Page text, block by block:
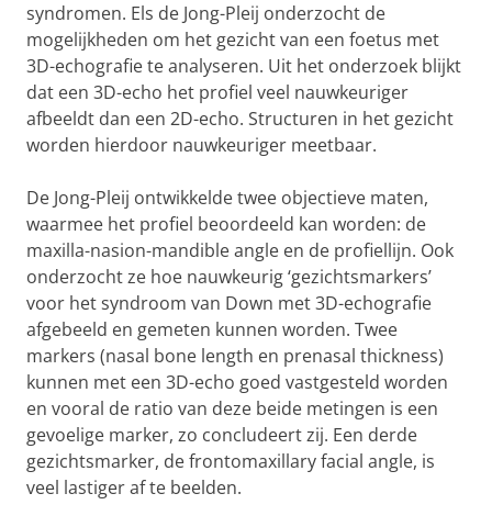
syndromen. Els de Jong-Pleij onderzocht de
mogelijkheden om het gezicht van een foetus met
3D-echografie te analyseren. Uit het onderzoek blijkt
dat een 3D-echo het profiel veel nauwkeuriger
afbeeldt dan een 2D-echo. Structuren in het gezicht
worden hierdoor nauwkeuriger meetbaar.
De Jong-Pleij ontwikkelde twee objectieve maten,
waarmee het profiel beoordeeld kan worden: de
maxilla-nasion-mandible angle en de profiellijn. Ook
onderzocht ze hoe nauwkeurig ‘gezichtsmarkers’
voor het syndroom van Down met 3D-echografie
afgebeeld en gemeten kunnen worden. Twee
markers (nasal bone length en prenasal thickness)
kunnen met een 3D-echo goed vastgesteld worden
en vooral de ratio van deze beide metingen is een
gevoelige marker, zo concludeert zij. Een derde
gezichtsmarker, de frontomaxillary facial angle, is
veel lastiger af te beelden.